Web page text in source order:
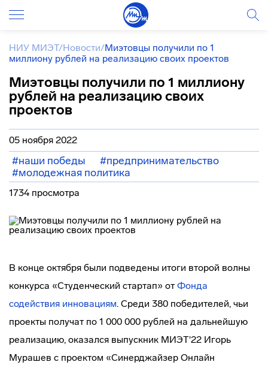
НИУ МИЭТ/Новости/Миэтовцы получили по 1
миллиону рублей на реализацию своих проектов
Миэтовцы получили по 1 миллиону
рублей на реализацию своих
проектов
05 ноября 2022
#наши победы
#предпринимательство
#молодежная политика
1734 просмотра
В конце октября были подведены итоги второй волны
конкурса «Студенческий стартап» от Фонда
содействия инновациям. Среди 380 победителей, чьи
проекты получат по 1 000 000 рублей на дальнейшую
реализацию, оказался выпускник МИЭТ'22 Игорь
Мурашев с проектом «Синерджайзер Онлайн